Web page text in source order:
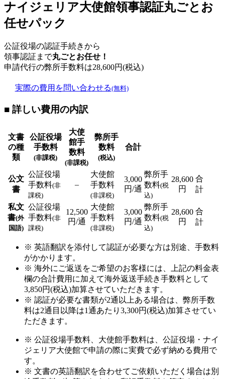
ナイジェリア大使館領事認証丸ごとお
任せパック
公証役場の認証手続きから
領事認証まで丸ごとお任せ！
申請代行の弊所手数料は28,600円(税込)
実際の費用を問い合わせる(無料)
■ 詳しい費用の内訳
文書
の種
類
公証役場
手数料
(非課税)
大使
館手
数料
(非課税)
弊所手
数料
(税込)
合計
公文
書
公証役場
手数料(非
課税)
–
大使館
手数料
(非課税)
3,000
円/通
弊所手
数料(税
込)
28,600
円
合
計
私文
書(外
国語)
公証役場
手数料(非
課税)
12,500
円/通
大使館
手数料
(非課税)
3,000
円/通
弊所手
数料(税
込)
28,600
円
合
計
※ 英語翻訳を添付して認証が必要な方は別途、手数料
がかかります。
※ 海外にご返送をご希望のお客様には、上記の料金表
欄の合計費用に加えて海外返送手続き手数料として
3,850円(税込)加算させていただきます。
※ 認証が必要な書類が2通以上ある場合は、弊所手数
料は2通目以降は1通あたり3,300円(税込)加算させてい
ただきます。
※ 公証役場手数料、大使館手数料は、公証役場・ナイ
ジェリア大使館で申請の際に実費で必ず納める費用で
す。
※ 文書の英語翻訳を合わせてご依頼いただく場合は別